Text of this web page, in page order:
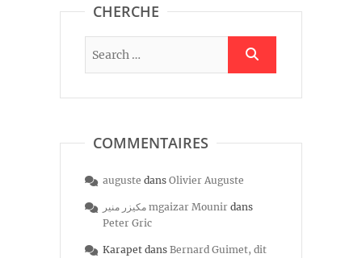
CHERCHE
COMMENTAIRES
auguste dans Olivier Auguste
مكيزر منير mgaizar Mounir dans
Peter Gric
Karapet dans Bernard Guimet, dit